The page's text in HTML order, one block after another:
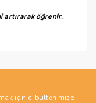
artırarak öğrenir.
için e-bültenimize